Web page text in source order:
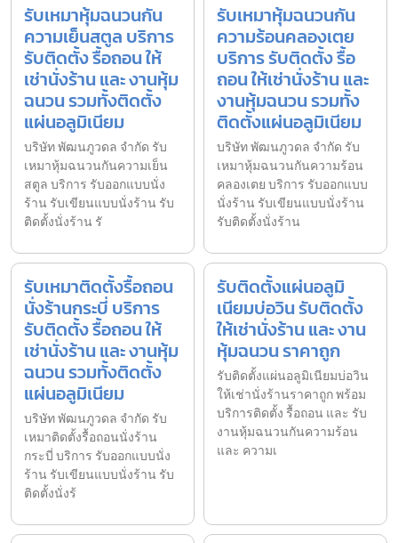
รับเหมาหุ้มฉนวนกัน
ความเย็นสตูล บริการ
รับติดตั้ง รื้อถอน ให้
เช่านั่งร้าน และ งานหุ้ม
ฉนวน รวมทั้งติดตั้ง
แผ่นอลูมิเนียม
บริษัท พัฒนภูวดล จำกัด รับ
เหมาหุ้มฉนวนกันความเย็น
สตูล บริการ รับออกแบบนั่ง
ร้าน รับเขียนแบบนั่งร้าน รับ
ติดตั้งนั่งร้าน รั
รับเหมาหุ้มฉนวนกัน
ความร้อนคลองเตย
บริการ รับติดตั้ง รื้อ
ถอน ให้เช่านั่งร้าน และ
งานหุ้มฉนวน รวมทั้ง
ติดตั้งแผ่นอลูมิเนียม
บริษัท พัฒนภูวดล จำกัด รับ
เหมาหุ้มฉนวนกันความร้อน
คลองเตย บริการ รับออกแบบ
นั่งร้าน รับเขียนแบบนั่งร้าน
รับติดตั้งนั่งร้าน
รับเหมาติดตั้งรื้อถอน
นั่งร้านกระบี่ บริการ
รับติดตั้ง รื้อถอน ให้
เช่านั่งร้าน และ งานหุ้ม
ฉนวน รวมทั้งติดตั้ง
แผ่นอลูมิเนียม
บริษัท พัฒนภูวดล จำกัด รับ
เหมาติดตั้งรื้อถอนนั่งร้าน
กระบี่ บริการ รับออกแบบนั่ง
ร้าน รับเขียนแบบนั่งร้าน รับ
ติดตั้งนั่งร้
รับติดตั้งแผ่นอลูมิ
เนียมบ่อวิน รับติดตั้ง
ให้เช่านั่งร้าน และ งาน
หุ้มฉนวน ราคาถูก
รับติดตั้งแผ่นอลูมิเนียมบ่อวิน
ให้เช่านั่งร้านราคาถูก พร้อม
บริการติดตั้ง รื้อถอน และ รับ
งานหุ้มฉนวนกันความร้อน
และ ความเ